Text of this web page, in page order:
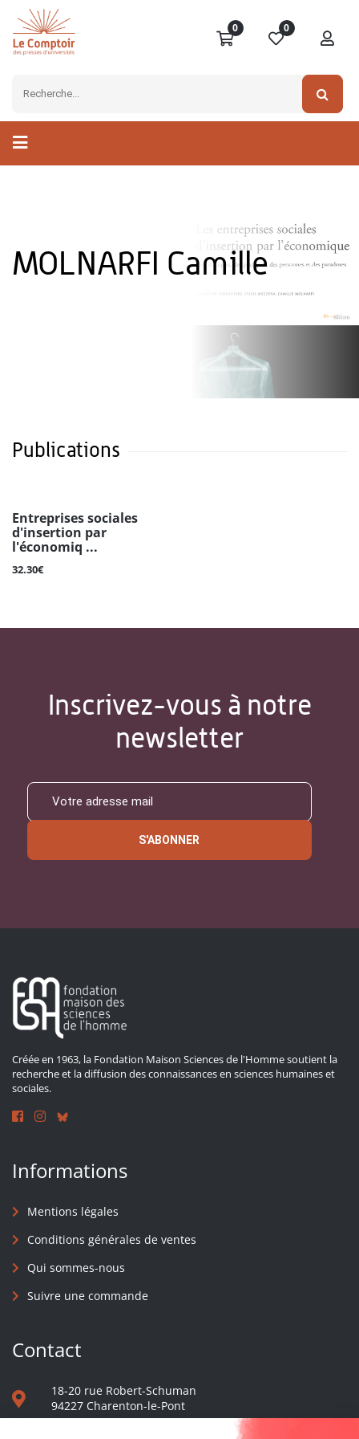
0 0
MOLNARFI Camille
Publications
Entreprises sociales
d'insertion par
l'économiq ...
32.30€
Inscrivez-vous à notre
newsletter
S'ABONNER
Créée en 1963, la Fondation Maison Sciences de l'Homme soutient la
recherche et la diffusion des connaissances en sciences humaines et
sociales.
Informations
Mentions légales
Conditions générales de ventes
Qui sommes-nous
Suivre une commande
Contact
18-20 rue Robert-Schuman
94227 Charenton-le-Pont